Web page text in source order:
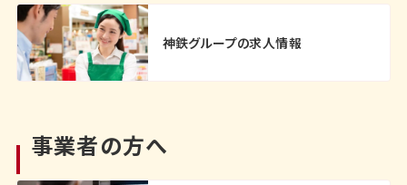
神鉄グループの求人情報
事業者の方へ